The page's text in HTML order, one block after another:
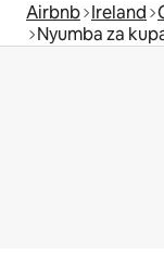
Airbnb Ireland
Nyumba za